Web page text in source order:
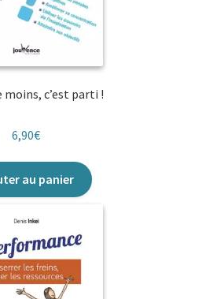
moins, c’est parti !
6,90€
au panier